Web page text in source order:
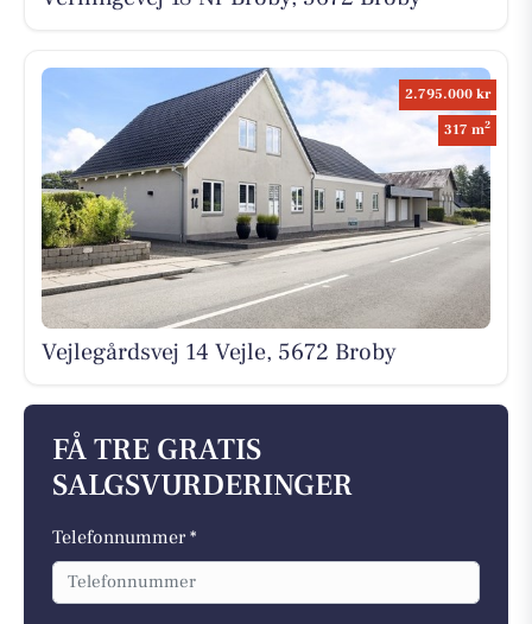
2.795.000 kr
317 m2
Vejlegårdsvej 14 Vejle, 5672 Broby
FÅ TRE GRATIS
SALGSVURDERINGER
Telefonnummer *